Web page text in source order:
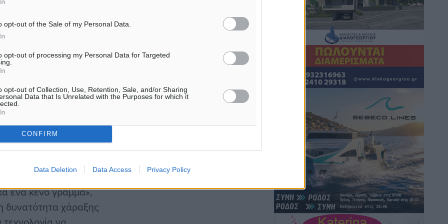
opt-out of the Sale of my Personal Data.
opt-out of processing my Personal Data for Targeted
opt-out of Collection, Use, Retention, Sale, and/or Sharing
Data that Is Unrelated with the Purposes for which it
CONFIRM
Data Deletion Data Access Privacy Policy
εκλογές του 2019,
Ψηφιακής
ομάδα συνεργατών
συμπληρώνει 6 χρόνια,
τον γύρισε
Διοικητικής
επισημαίνοντας ότι
ένα κενό γράμμα»,
δυνατότητα χάραξης
καιρικά φαινόμενα δεν υπάρχουν
περιθώρια εφησυχασμού
• πριν 3 ώρες
Στον Άγιο Νικόλαο Χάλκης ανοίγει
ξανά το ανανεωμένο εκκλησιαστικό
μουσείο από τη Λέσχη Lions Χάλκης
Ρόδος: «Βουλιάζει» από τουρίστες –
Πάνω από 1 εκατ. επιβάτες και 55
κρουαζιερόπλοια
Τοπικές Ειδήσεις• πριν 3 ώρες
Γ’ Εθνική Κατηγορία: Οι ημερομηνίες
των αγωνιστικών της κανονικής
περιόδου
Αθλητικά• πριν 8 ώρες